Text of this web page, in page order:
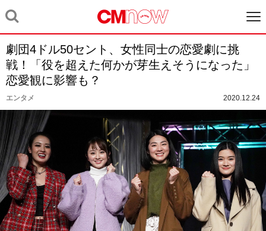
劇団4ドル50セント、女性同士の恋愛劇に挑
戦！「役を超えた何かが芽生えそうになった」
恋愛観に影響も？
エンタメ 2020.12.24